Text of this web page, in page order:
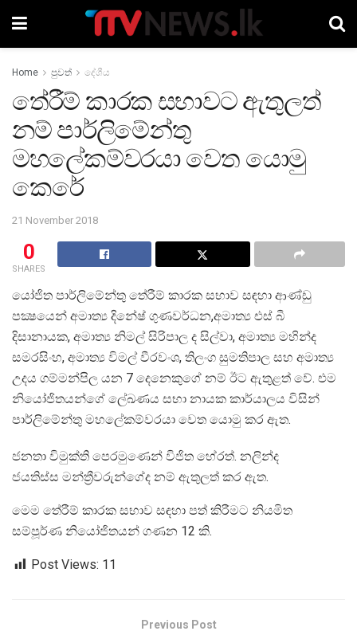
Home පුවත් දේශීය
තේරීම් කාරක සභාවට ඇතුලත්
නම් පාර්ලිමේන්තු
මහලේකම්වරයා වෙත යොමු
කෙරේ
21 November 2018
0
SHARES
යෝජිත පාර්ලිමේන්තු තේරීම් කාරක සභාව සඳහා ආණ්ඩු
පක්‍ෂයෙන් අමාත්‍ය දිනේෂ් ගුණවර්ධන,අමාත්‍ය එස් බී
දිසානායක, අමාත්‍ය නිමල් සිරිපාල ද සිල්වා, අමාත්‍ය මහින්ද
සමරසිංහ, අමාත්‍ය විමල් වීරවංශ, තිලංග සුමතිපාල සහ අමාත්‍ය
උදය ගම්මන්පිල යන 7 දෙනෙකුගේ නම් ඊට ඇතුළත් වේ. එම
නියෝජිතයන්ගේ ලේඛණය සභා නායක කාර්යාලය විසින්
පාර්ලිමේන්තු මහලේකම්වරයා වෙත යොමු කර ඇත.
ජනතා විමුක්ති පෙරමුණෙන් විජිත හේරත්. නලින්ද
ජයතිස්ස මන්ත්‍රීවරුන්ගේද නම් ඇතුලත් කර ඇත.
මෙම තේරීම් කාරක සභාව සඳහා පත් කිරීමට නියමිත
සම්පූර්ණ නියෝජිතයන් ගණන 12 කි.
Post Views: 11
Previous Post